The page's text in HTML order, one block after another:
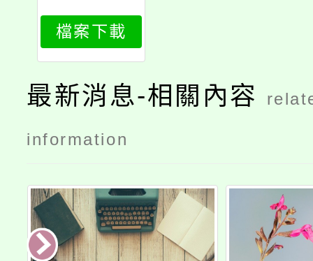
檔案下載
最新消息-相關內容
information